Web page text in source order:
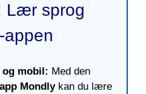
Lær sprog
appen
og mobil: Med den
Mondlykan du lære